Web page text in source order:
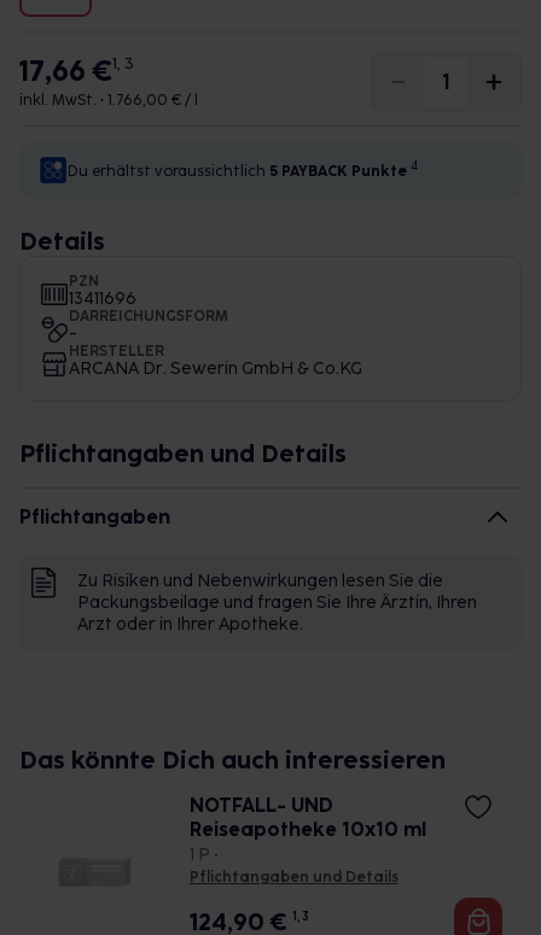
17,66 €1, 3
inkl. MwSt. • 1.766,00 € / l
Du erhältst voraussichtlich 5 PAYBACK Punkte 4
Details
PZN
13411696
DARREICHUNGSFORM
-
HERSTELLER
ARCANA Dr. Sewerin GmbH & Co.KG
Pflichtangaben und Details
Pflichtangaben
Zu Risiken und Nebenwirkungen lesen Sie die
Packungsbeilage und fragen Sie Ihre Ärztin, Ihren
Arzt oder in Ihrer Apotheke.
Das könnte Dich auch interessieren
NOTFALL- UND
Reiseapotheke 10x10 ml
1 P •
Pflichtangaben und Details
124,90 € 1, 3